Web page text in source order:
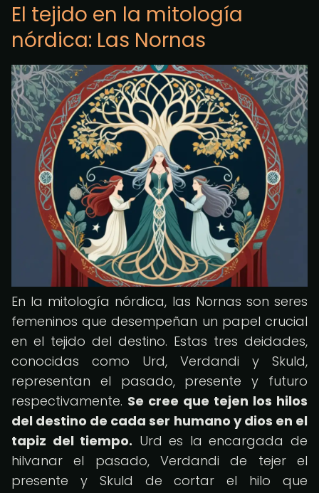
El tejido en la mitología
nórdica: Las Nornas
En la mitología nórdica, las Nornas son seres
femeninos que desempeñan un papel crucial
en el tejido del destino. Estas tres deidades,
conocidas como Urd, Verdandi y Skuld,
representan el pasado, presente y futuro
respectivamente. Se cree que tejen los hilos
del destino de cada ser humano y dios en el
tapiz del tiempo. Urd es la encargada de
hilvanar el pasado, Verdandi de tejer el
presente y Skuld de cortar el hilo que